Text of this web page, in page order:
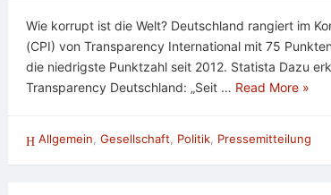
Wie korrupt ist die Welt? Deutschland rangiert im
(CPI) von Transparency International mit 75
die niedrigste Punktzahl seit 2012. Statista Dazu
Transparency Deutschland: „Seit … Read More »
Allgemein, Gesellschaft, Politik, Pressemitteilung